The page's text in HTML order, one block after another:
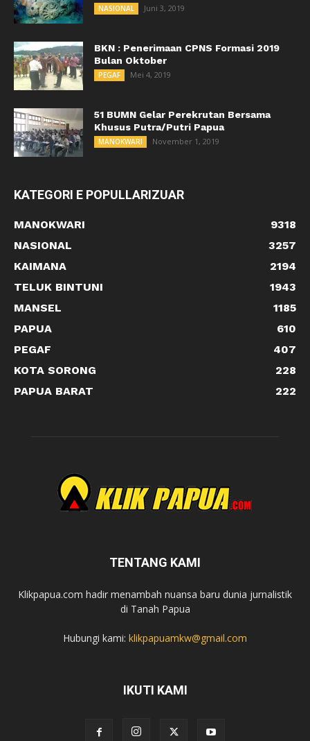
NASIONAL Juni 3, 2019
BKN : Penerimaan CPNS Formasi 2019
Bulan Oktober
PEGAF Mei 4, 2019
51 BUMN Gelar Perekrutan Bersama
Khusus Putra/Putri Papua
MANOKWARI November 1, 2019
KATEGORI E POPULLARIZUAR
MANOKWARI
9318
NASIONAL
3257
KAIMANA
2194
TELUK BINTUNI
1943
MANSEL
1185
PAPUA
610
PEGAF
407
KOTA SORONG
228
PAPUA BARAT
222
TENTANG KAMI
Klikpapua.com hadir menambah nuansa baru dunia jurnalistik
di Tanah Papua
Hubungi kami: klikpapuamkw@gmail.com
IKUTI KAMI